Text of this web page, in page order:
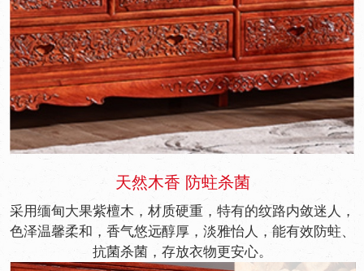
天然木香 防蛀杀菌
采用缅甸大果紫檀木，材质硬重，特有的纹路内敛迷人，
色泽温馨柔和，香气悠远醇厚，淡雅怡人，能有效防蛀、
抗菌杀菌，存放衣物更安心。